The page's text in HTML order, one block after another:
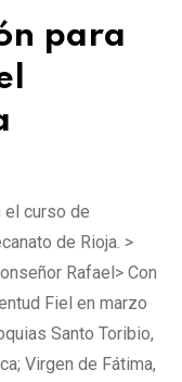
para
el curso de
de Rioja. >
Rafael> Con
Fiel en marzo
Santo Toribio,
Virgen de Fátima,